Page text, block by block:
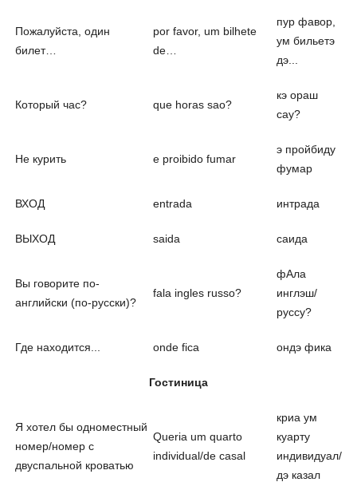
Пожалуйста, один
билет…
por favor, um bilhete
de…
пур фавор,
ум бильетэ
дэ...
Который час? que horas sao?
кэ ораш
cаy?
Не курить е proibido fumar
э пройбиду
фумар
ВХОД entrada интрада
ВЫХОД saida саида
Вы говорите по-
английски (по-русски)?
fala ingles russo?
фАла
инглэш/
руссу?
Где находится... onde fica ондэ фика
Гостиница
Я хотел бы одноместный
номер/номер с
двуспальной кроватью
Queria um quarto
individual/de casal
криа ум
куарту
индивидуал/
дэ казал